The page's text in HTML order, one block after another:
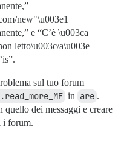
new"\u003e1
e “C’è \u003ca
letto\u003c/a\u003e
sul tuo forum
in are .
quello dei messaggi e creare
i forum.